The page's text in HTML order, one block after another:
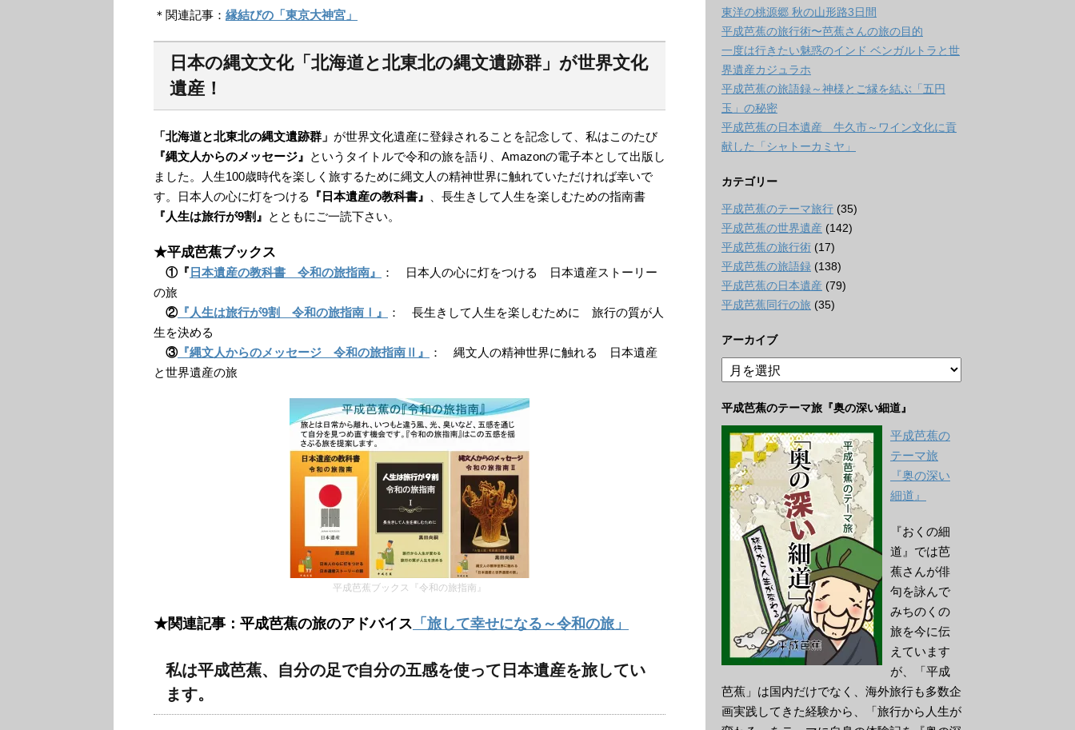
＊関連記事： 縁結びの「東京大神宮」
日本の縄文文化「北海道と北東北の縄文遺跡群」が世界文化
遺産！
「北海道と北東北の縄文遺跡群」 が世界文化遺産に登録されることを記念して、私はこのたび
『縄文人からのメッセージ』 というタイトルで令和の旅を語り、Amazonの電子本として出版し
ました。人生100歳時代を楽しく旅するために縄文人の精神世界に触れていただければ幸いで
す。日本人の心に灯をつける
『日本遺産の教科書』
、長生きして人生を楽しむための指南書
『人生は旅行が9割』 とともにご一読下さい。
★平成芭蕉ブックス
①『 日本遺産の教科書 令和の旅指南』
： 日本人の心に灯をつける 日本遺産ストーリー
の旅
②『人生は旅行が9割 令和の旅指南Ⅰ』
： 長生きして人生を楽しむために 旅行の質が人
生を決める
③『縄文人からのメッセージ 令和の旅指南Ⅱ』
： 縄文人の精神世界に触れる 日本遺産
と世界遺産の旅
平成芭蕉ブックス『令和の旅指南』
★関連記事：平成芭蕉の旅のアドバイス 「旅して幸せになる～令和の旅」
私は平成芭蕉、自分の足で自分の五感を使って日本遺産を旅してい
ます。
東洋の桃源郷 秋の山形路3日間
平成芭蕉の旅行術〜芭蕉さんの旅の目的
一度は行きたい魅惑のインド ベンガルトラと世
界遺産カジュラホ
平成芭蕉の旅語録～神様とご縁を結ぶ「五円
玉」の秘密
平成芭蕉の日本遺産 牛久市～ワイン文化に貢
献した「シャトーカミヤ」
カテゴリー
平成芭蕉のテーマ旅行 (35)
平成芭蕉の世界遺産 (142)
平成芭蕉の旅行術 (17)
平成芭蕉の旅語録 (138)
平成芭蕉の日本遺産 (79)
平成芭蕉同行の旅 (35)
アーカイブ
ア
ー
イ
ブ
平成芭蕉のテーマ旅『奥の深い細道』
平成芭蕉の
テーマ旅
『奥の深い
細道』
『おくの細
道』では芭
蕉さんが俳
句を詠んで
みちのくの
旅を今に伝
えています
が、「平成
芭蕉」は国内だけでなく、海外旅行も多数企
画実践してきた経験から、「旅行から人生が